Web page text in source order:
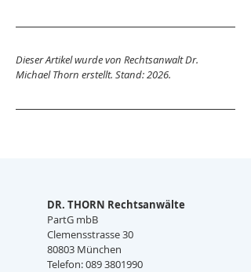
Dieser Artikel wurde von Rechtsanwalt Dr.
Michael Thorn erstellt. Stand: 2026.
DR. THORN Rechtsanwälte
PartG mbB
Clemensstrasse 30
80803 München
Telefon: 089 3801990